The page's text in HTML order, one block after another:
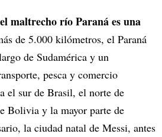
maltrecho río Paraná es una
de 5.000 kilómetros, el Paraná
de Sudamérica y un
pesca y comercio
el sur de Brasil, el norte de
Bolivia y la mayor parte de
la ciudad natal de Messi, antes